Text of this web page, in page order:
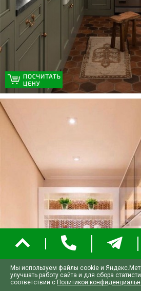
Мы используем файлы cookie и
улучшать работу сайта и для сбора
соответствии с Политикой